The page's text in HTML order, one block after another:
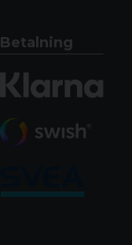
Betalning